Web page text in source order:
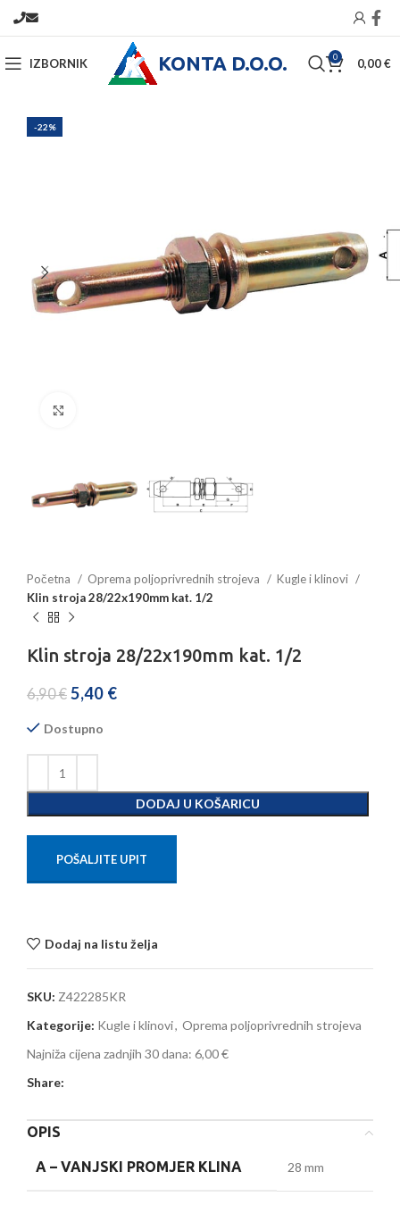
IZBORNIK KONTA D.O.O. 0 0,00€
-22%
Početna Oprema poljoprivrednih strojeva
Kugle i klinovi
Klin stroja 28/22x190mm kat. 1/2
Klin stroja 28/22x190mm kat. 1/2
6,90€ 5,40 €
Dostupno
DODAJ U KOŠARICU
POŠALJITE UPIT
Dodaj na listu želja
SKU: Z422285KR
Kategorije: Kugle i klinovi, Oprema poljoprivrednih strojeva
Najniža cijena zadnjih 30 dana: 6,00 €
Share:
OPIS
A – VANJSKI PROMJER KLINA 28 mm